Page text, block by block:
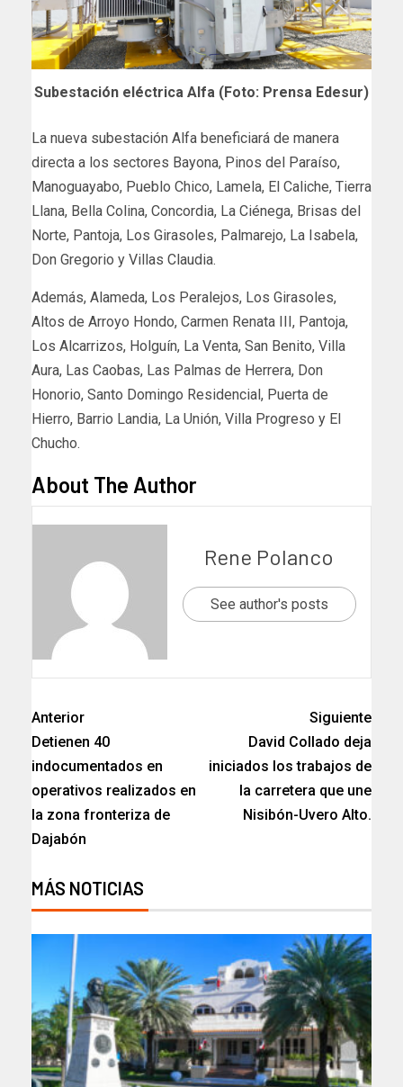
Subestación eléctrica Alfa (Foto: Prensa Edesur)
La nueva subestación Alfa beneficiará de manera
directa a los sectores Bayona, Pinos del Paraíso,
Manoguayabo, Pueblo Chico, Lamela, El Caliche, Tierra
Llana, Bella Colina, Concordia, La Ciénega, Brisas del
Norte, Pantoja, Los Girasoles, Palmarejo, La Isabela,
Don Gregorio y Villas Claudia.
Además, Alameda, Los Peralejos, Los Girasoles,
Altos de Arroyo Hondo, Carmen Renata III, Pantoja,
Los Alcarrizos, Holguín, La Venta, San Benito, Villa
Aura, Las Caobas, Las Palmas de Herrera, Don
Honorio, Santo Domingo Residencial, Puerta de
Hierro, Barrio Landia, La Unión, Villa Progreso y El
Chucho.
About The Author
Rene Polanco
See author's posts
Anterior
Detienen 40
indocumentados en
operativos realizados en
la zona fronteriza de
Dajabón
Siguiente
David Collado deja
iniciados los trabajos de
la carretera que une
Nisibón-Uvero Alto.
MÁS NOTICIAS